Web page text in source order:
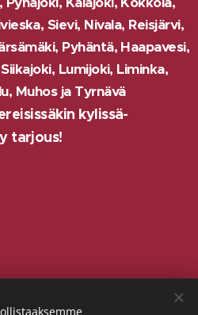
Sievi, Nivala, Reisjärvi,
Pyhäntä, Haapavesi,
Siikajoki, Lumijoki, Liminka,
Muhos ja Tyrnävä
kylissä-
tarjous!